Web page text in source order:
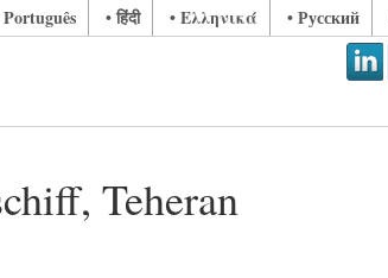
Português • हिंदी • Ελληνικά • Русский
Teheran